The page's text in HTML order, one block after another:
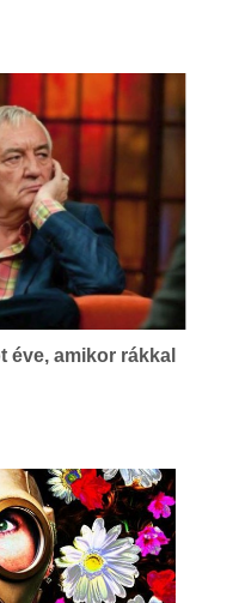
éve, amikor rákkal